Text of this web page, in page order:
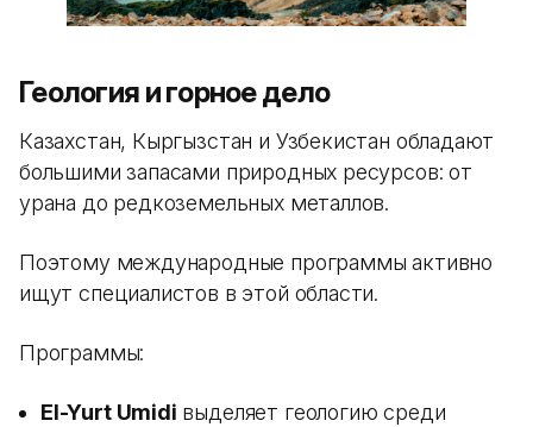
Геология и горное дело
Казахстан, Кыргызстан и Узбекистан обладают
большими запасами природных ресурсов: от
урана до редкоземельных металлов.
Поэтому международные программы активно
ищут специалистов в этой области.
Программы:
El-Yurt Umidi выделяет геологию среди